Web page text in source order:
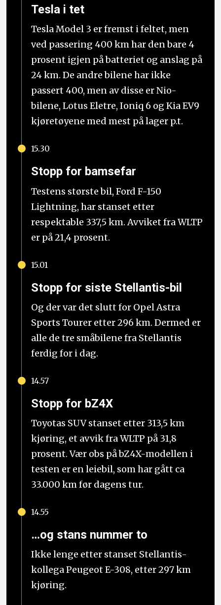
Tesla i tet
Tesla Model 3 er fremst i feltet, men
ved passering 400 km har den bare 4
prosent igjen på batteriet og anslag på
24 km. De andre bilene har ikke
passert 400, men av disse er Nio-
bilene, Lotus Eletre, Ioniq 6 og Kia EV9
kjøretøyene med mest på lager p.t.
15.30
Stopp for bamsefar
Testens største bil, Ford F-150
Lightning, har stanset etter
respektable 337,5 km. Avviket fra WLTP
er på 21,4 prosent.
15.01
Stopp for siste Stellantis-bil
Og der var det slutt for Opel Astra
Sports Tourer etter 296 km. Dermed er
alle de tre småbilene fra Stellantis
ferdig for i dag.
14.57
Stopp for bZ4X
Toyotas SUV stanset etter 313,5 km
kjøring, et avvik fra WLTP på 31,8
prosent. Vær obs på bZ4X-modellen i
testen er en leiebil, som har gått ca
33.000 km før dagens tur.
14.55
…og stans nummer to
Ikke lenge etter stanset Stellantis-
kollega Peugeot E-308, etter 297 km
kjøring.